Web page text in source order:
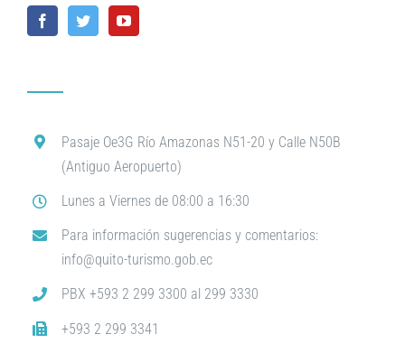
Pasaje Oe3G Río Amazonas N51-20 y Calle N50B
(Antiguo Aeropuerto)
Lunes a Viernes de 08:00 a 16:30
Para información sugerencias y comentarios:
info@quito-turismo.gob.ec
PBX +593 2 299 3300 al 299 3330
+593 2 299 3341